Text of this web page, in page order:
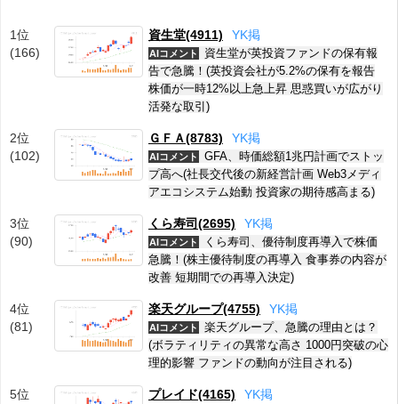
1位
(166)
資生堂(4911) YK掲
AIコメント
資生堂が英投資ファンドの保有報
告で急騰！(英投資会社が5.2%の保有を報告
株価が一時12%以上急上昇 思惑買いが広がり
活発な取引)
2位
(102)
ＧＦＡ(8783) YK掲
AIコメント
GFA、時価総額1兆円計画でストッ
プ高へ(社長交代後の新経営計画 Web3メディ
アエコシステム始動 投資家の期待感高まる)
3位
(90)
くら寿司(2695) YK掲
AIコメント
くら寿司、優待制度再導入で株価
急騰！(株主優待制度の再導入 食事券の内容が
改善 短期間での再導入決定)
4位
(81)
楽天グループ(4755) YK掲
AIコメント
楽天グループ、急騰の理由とは？
(ボラティリティの異常な高さ 1000円突破の心
理的影響 ファンドの動向が注目される)
5位
プレイド(4165) YK掲